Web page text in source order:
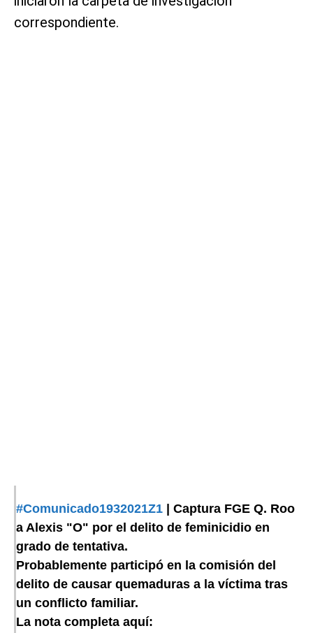
correspondiente.
#Comunicado1932021Z1 | Captura FGE Q. Roo
a Alexis "O" por el delito de feminicidio en
grado de tentativa.
Probablemente participó en la comisión del
delito de causar quemaduras a la víctima tras
un conflicto familiar.
La nota completa aquí: